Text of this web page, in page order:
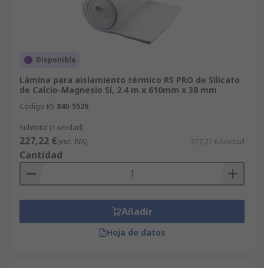
Disponible
Lámina para aislamiento térmico RS PRO de Silicato
de Calcio-Magnesio Sí, 2.4 m x 610mm x 38 mm
Código RS 840-5526
Subtotal (1 unidad)
227,22 €(exc. IVA) 227,22 €/unidad
Cantidad
Añadir
Hoja de datos